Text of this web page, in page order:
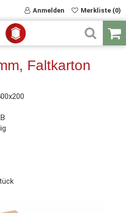
Anmelden Merkliste (0)
Faltkarton